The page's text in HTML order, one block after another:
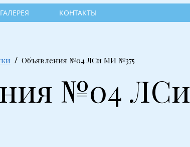
КОНТАКТЫ
Объявления №04 ЛСи МИ №375
№04 ЛСи